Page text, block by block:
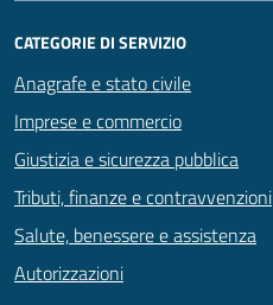
CATEGORIE DI SERVIZIO
Anagrafe e stato civile
Imprese e commercio
Giustizia e sicurezza pubblica
Tributi, finanze e contravvenzioni
Salute, benessere e assistenza
Autorizzazioni